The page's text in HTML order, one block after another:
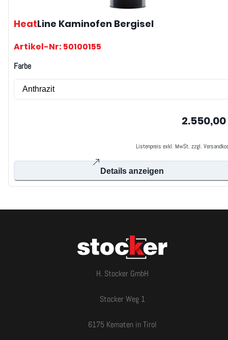
HeatLine Kaminofen Bergisel
Artikel-Nr: 50100155
Farbe
Listenpreis exkl. MwSt. zzgl.
Details anzeigen
H. Stocker GmbH
Stocker Weg 1
6175 Kematen in Tirol